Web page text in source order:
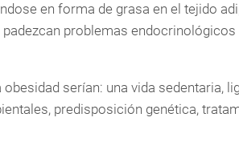
en forma de grasa en el tejido
problemas
serían: una vida sedentaria,
predisposición genética,